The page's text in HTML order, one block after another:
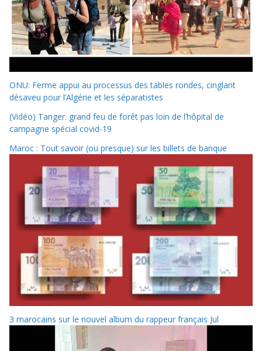
ONU: Ferme appui au processus des tables rondes, cinglant
désaveu pour l’Algérie et les séparatistes
(Vidéo) Tanger: grand feu de forêt pas loin de l’hôpital de
campagne spécial covid-19
Maroc : Tout savoir (ou presque) sur les billets de banque
3 marocains sur le nouvel album du rappeur français Jul